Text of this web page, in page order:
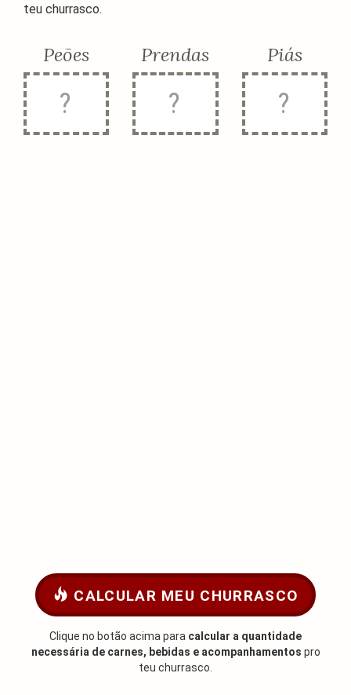
teu churrasco.
Peões Prendas Piás
CALCULAR MEU CHURRASCO
Clique no botão acima para calcular a quantidade
necessária de carnes, bebidas e acompanhamentos pro
teu churrasco.